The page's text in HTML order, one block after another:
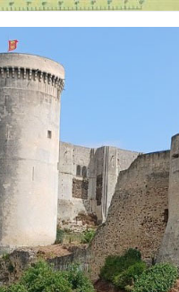
toutes époques. De nombreuses